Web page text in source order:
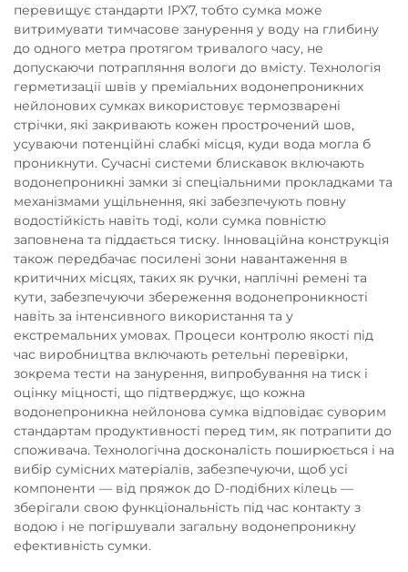
перевищує стандарти IPX7, тобто сумка може
витримувати тимчасове занурення у воду на глибину
до одного метра протягом тривалого часу, не
допускаючи потрапляння вологи до вмісту. Технологія
герметизації швів у преміальних водонепроникних
нейлонових сумках використовує термозварені
стрічки, які закривають кожен прострочений шов,
усуваючи потенційні слабкі місця, куди вода могла б
проникнути. Сучасні системи блискавок включають
водонепроникні замки зі спеціальними прокладками та
механізмами ущільнення, які забезпечують повну
водостійкість навіть тоді, коли сумка повністю
заповнена та піддається тиску. Інноваційна конструкція
також передбачає посилені зони навантаження в
критичних місцях, таких як ручки, наплічні ремені та
кути, забезпечуючи збереження водонепроникності
навіть за інтенсивного використання та у
екстремальних умовах. Процеси контролю якості під
час виробництва включають ретельні перевірки,
зокрема тести на занурення, випробування на тиск і
оцінку міцності, що підтверджує, що кожна
водонепроникна нейлонова сумка відповідає суворим
стандартам продуктивності перед тим, як потрапити до
споживача. Технологічна досконалість поширюється і на
вибір сумісних матеріалів, забезпечуючи, щоб усі
компоненти — від пряжок до D-подібних кілець —
зберігали свою функціональність під час контакту з
водою і не погіршували загальну водонепроникну
ефективність сумки.